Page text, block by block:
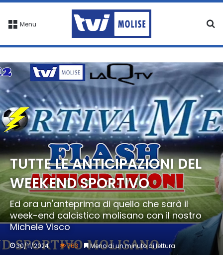
Menu
TUTTE LE ANTICIPAZIONI DEL
WEEKEND SPORTIVO
Ed ora un'anteprima di quello che sarà il
week-end calcistico molisano con il nostro
Michele Visco
30/11/2024 763 Meno di un minuto di lettura